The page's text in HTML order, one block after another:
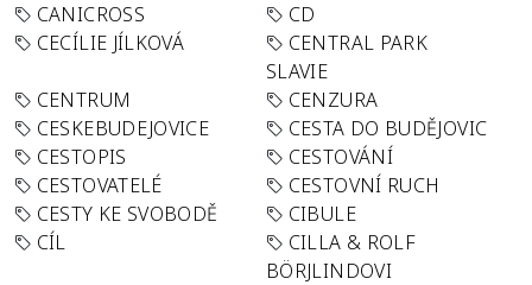
CANICROSS
CD
CECÍLIE JÍLKOVÁ
CENTRAL PARK
SLAVIE
CENTRUM
CENZURA
CESKEBUDEJOVICE
CESTA DO BUDĚJOVIC
CESTOPIS
CESTOVÁNÍ
CESTOVATELÉ
CESTOVNÍ RUCH
CESTY KE SVOBODĚ
CIBULE
CÍL
CILLA & ROLF
BÖRJLINDOVI